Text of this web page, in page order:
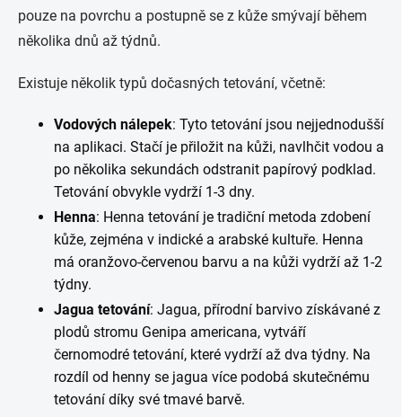
pouze na povrchu a postupně se z kůže smývají během
několika dnů až týdnů.
Existuje několik typů dočasných tetování, včetně:
Vodových nálepek: Tyto tetování jsou nejjednodušší
na aplikaci. Stačí je přiložit na kůži, navlhčit vodou a
po několika sekundách odstranit papírový podklad.
Tetování obvykle vydrží 1-3 dny.
Henna: Henna tetování je tradiční metoda zdobení
kůže, zejména v indické a arabské kultuře. Henna
má oranžovo-červenou barvu a na kůži vydrží až 1-2
týdny.
Jagua tetování: Jagua, přírodní barvivo získávané z
plodů stromu Genipa americana, vytváří
černomodré tetování, které vydrží až dva týdny. Na
rozdíl od henny se jagua více podobá skutečnému
tetování díky své tmavé barvě.